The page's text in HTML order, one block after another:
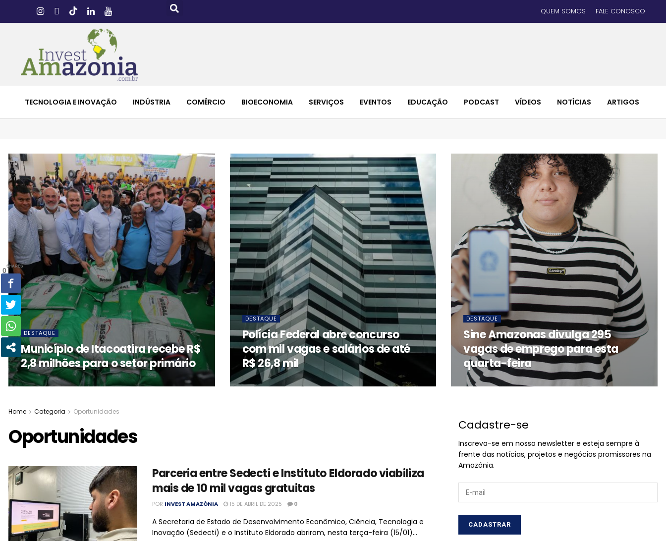
QUEM SOMOS FALE CONOSCO
TECNOLOGIA E INOVAÇÃO INDÚSTRIA COMÉRCIO BIOECONOMIA SERVIÇOS EVENTOS EDUCAÇÃO PODCAST VÍDEOS NOTÍCIAS ARTIGOS
DESTAQUE
Município de Itacoatira recebe R$
2,8 milhões para o setor primário
DESTAQUE
Polícia Federal abre concurso
com mil vagas e salários de até
R$ 26,8 mil
DESTAQUE
Sine Amazonas divulga 295
vagas de emprego para esta
quarta-feira
Home Categoria Oportunidades
Oportunidades
Parceria entre Sedecti e Instituto Eldorado viabiliza
mais de 10 mil vagas gratuitas
POR INVEST AMAZÔNIA 15 DE ABRIL DE 2025 0
A Secretaria de Estado de Desenvolvimento Econômico, Ciência, Tecnologia e
Inovação (Sedecti) e o Instituto Eldorado abriram, nesta terça-feira (15/01)...
Cadastre-se
Inscreva-se em nossa newsletter e esteja sempre à
frente das notícias, projetos e negócios promissores na
Amazônia.
0
SHARES